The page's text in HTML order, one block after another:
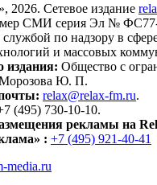
Сетевое издание
СМИ серия Эл № ФС77-
по надзору в
и массовых
издания: Общество с
Ю. П.
relax@relax-fm.ru.
(495) 730-10-10.
рекламы на
: +7 (495) 921-40-41
media.ru